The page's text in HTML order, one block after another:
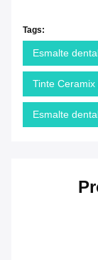
Tags:
Esmalte
Tinte
Esmalte